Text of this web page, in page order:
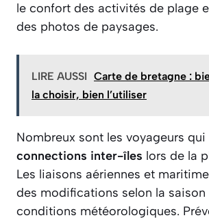
le confort des activités de plage
des photos de paysages.
LIRE AUSSI Carte de bretagne :
la choisir, bien l’utiliser
Nombreux sont les voyageurs
connections inter-îles lors de la
Les liaisons aériennes et
des modifications selon la saison
conditions météorologiques.